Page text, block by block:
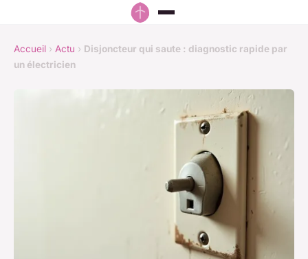
Accueil › Actu › Disjoncteur qui saute : diagnostic rapide par
un électricien